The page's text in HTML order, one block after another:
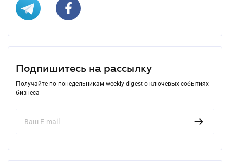
Подпишитесь на рассылку
Получайте по понедельникам weekly-digest о ключевых событиях
бизнеса